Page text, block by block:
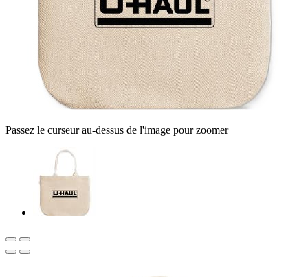
Passez le curseur au-dessus de l'image pour zoomer